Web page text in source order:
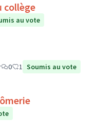
collège
au vote
0 1 Soumis au vote